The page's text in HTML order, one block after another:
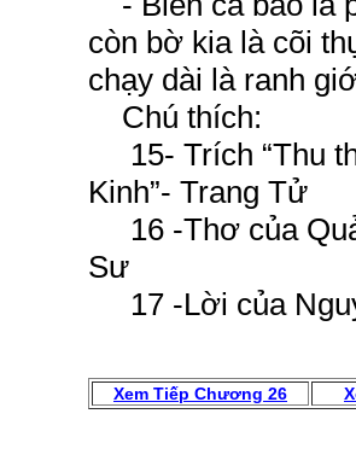
còn bờ kia là cõi
chạy dài là ranh
Chú thích:
15- Trích “Thu
Kinh”- Trang Tử
16 -Thơ của
Sư
17 -Lời của
Xem Tiếp Chương 26